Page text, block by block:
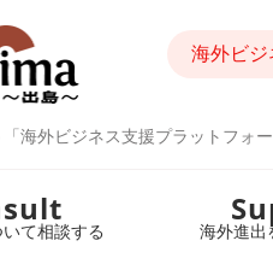
海外ビジネス支援プラットフォ
海外ビジ
て相談する 海外進出